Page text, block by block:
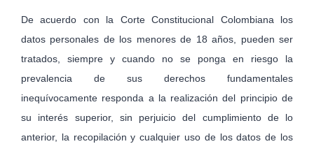
De acuerdo con la Corte Constitucional Colombiana los
datos personales de los menores de 18 años, pueden ser
tratados, siempre y cuando no se ponga en riesgo la
prevalencia de sus derechos fundamentales
inequívocamente responda a la realización del principio de
su interés superior, sin perjuicio del cumplimiento de lo
anterior, la recopilación y cualquier uso de los datos de los